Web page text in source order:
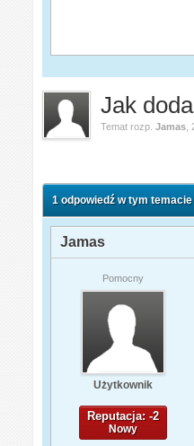
Jak
Temat rozp.Jamas
1 odpowiedź w tym temacie
Jamas
Pomocny
Użytkownik
Reputacja: -2
Nowy